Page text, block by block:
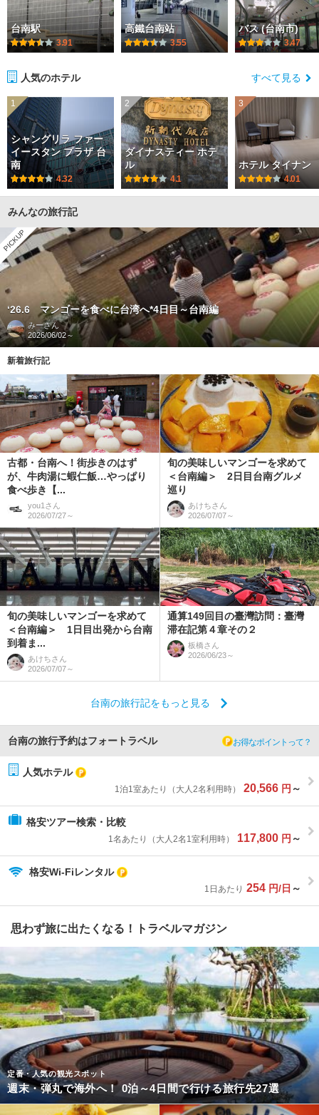
台南駅
3.91
高鐵台南站
3.55
バス (台南市)
3.47
人気のホテル すべて見る
1
シャングリラ ファー
イースタン プラザ 台
南
4.32
2
ダイナスティー ホテ
ル
4.1
3
ホテル タイナン
4.01
みんなの旅行記
PICKUP
‘26.6 マンゴーを食べに台湾へ*4日目～台南編
みーさん
2026/06/02～
新着旅行記
古都・台南へ！街歩きのはず
が、牛肉湯に蝦仁飯…やっぱり
食べ歩き【...
you1 さん
2026/07/27～
旬の美味しいマンゴーを求めて
＜台南編＞ 2日目台南グルメ
巡り
あけちさん
2026/07/07～
旬の美味しいマンゴーを求めて
＜台南編＞ 1日目出発から台南
到着ま...
あけちさん
2026/07/07～
通算149回目の臺灣訪問：臺灣
滞在記第４章その２
板橋さん
2026/06/23～
台南の旅行記をもっと見る
台南の旅行予約はフォートラベル お得なポイントって？
人気ホテル
1泊1室あたり（大人2名利用時） 20,566 円 ～
格安ツアー検索・比較
1名あたり（大人2名1室利用時） 117,800 円 ～
格安Wi-Fiレンタル
1日あたり 254 円/日 ～
思わず旅に出たくなる！トラベルマガジン
定番・人気の観光スポット
週末・弾丸で海外へ！ 0泊～4日間で行ける旅行先27選